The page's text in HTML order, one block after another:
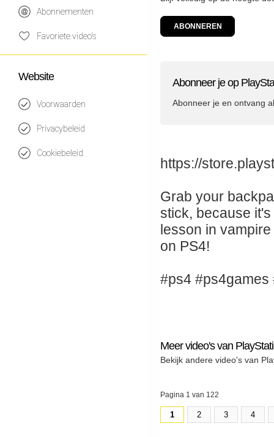
Abonnementen
Favoriete video's
Website
Voorwaarden
Privacybeleid
Cookiebeleid
ABONNEREN
Abonneer je op
Abonneer je en ontvang
https://
Grab your
stick, because
lesson in
on PS4!
#ps4 #ps4games
Meer video's van
Bekijk andere video's van
Pagina 1 van 122
1 2 3 4